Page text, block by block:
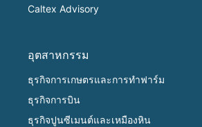
Caltex Advisory
อุตสาหกรรม
ธุรกิจการเกษตรและการทำฟาร์ม
ธุรกิจการบิน
ธุรกิจปูนซีเมนต์และเหมืองหิน